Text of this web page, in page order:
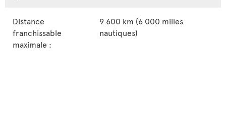
Distance
franchissable
maximale :
9 600 km (6 000 milles
nautiques)